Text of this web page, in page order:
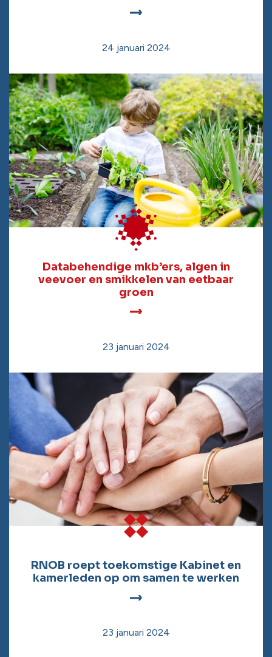
24 januari 2024
Databehendige mkb’ers, algen in
veevoer en smikkelen van eetbaar
groen
23 januari 2024
RNOB roept toekomstige Kabinet en
kamerleden op om samen te werken
23 januari 2024